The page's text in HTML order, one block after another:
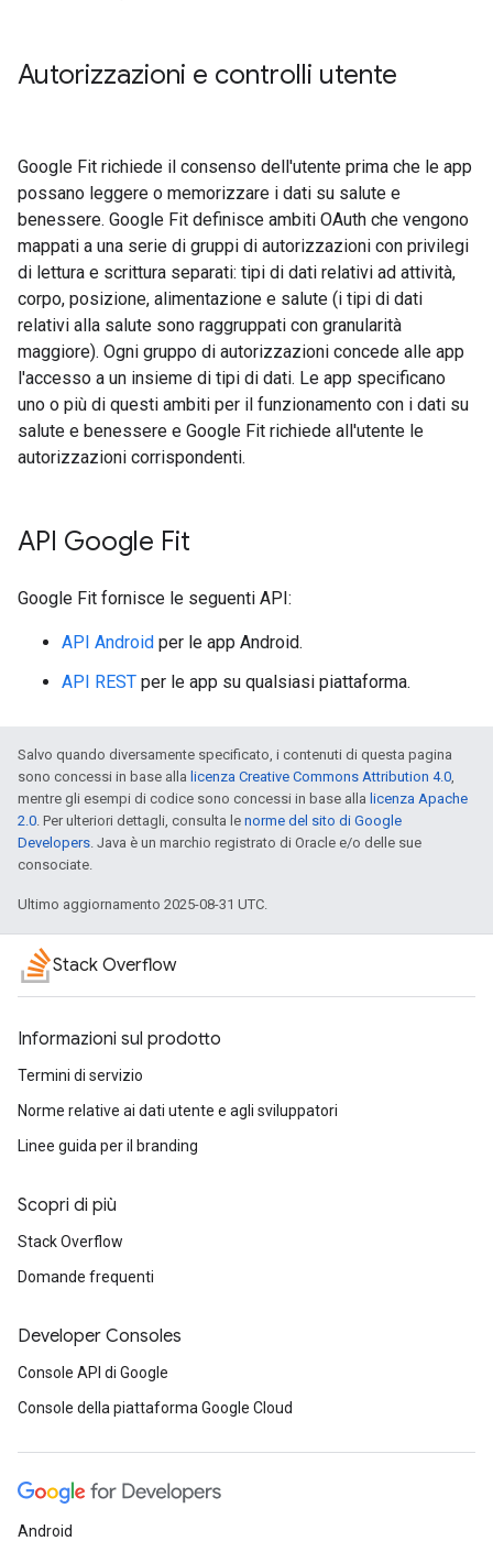
Autorizzazioni e controlli utente
Google Fit richiede il consenso dell'utente prima che le app
possano leggere o memorizzare i dati su salute e
benessere. Google Fit definisce ambiti OAuth che vengono
mappati a una serie di gruppi di autorizzazioni con privilegi
di lettura e scrittura separati: tipi di dati relativi ad attività,
corpo, posizione, alimentazione e salute (i tipi di dati
relativi alla salute sono raggruppati con granularità
maggiore). Ogni gruppo di autorizzazioni concede alle app
l'accesso a un insieme di tipi di dati. Le app specificano
uno o più di questi ambiti per il funzionamento con i dati su
salute e benessere e Google Fit richiede all'utente le
autorizzazioni corrispondenti.
API Google Fit
Google Fit fornisce le seguenti API:
API Android per le app Android.
API REST per le app su qualsiasi piattaforma.
Salvo quando diversamente specificato, i contenuti di questa pagina
sono concessi in base alla licenza Creative Commons Attribution 4.0,
mentre gli esempi di codice sono concessi in base alla licenza Apache
2.0. Per ulteriori dettagli, consulta le norme del sito di Google
Developers. Java è un marchio registrato di Oracle e/o delle sue
consociate.
Ultimo aggiornamento 2025-08-31 UTC.
Stack Overflow
Informazioni sul prodotto
Termini di servizio
Norme relative ai dati utente e agli sviluppatori
Linee guida per il branding
Scopri di più
Stack Overflow
Domande frequenti
Developer Consoles
Console API di Google
Console della piattaforma Google Cloud
Android